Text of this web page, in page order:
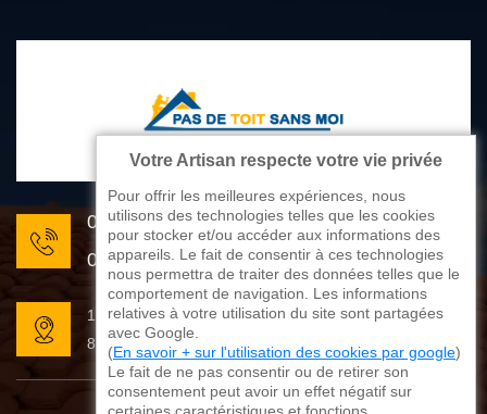
05 33 06 22 81
07 80 33 28 62
176 avenue de Limoges
87270 Couzeix
Votre Artisan respecte votre vie privée
Pour offrir les meilleures expériences, nous
utilisons des technologies telles que les cookies
pour stocker et/ou accéder aux informations des
appareils. Le fait de consentir à ces technologies
nous permettra de traiter des données telles que le
comportement de navigation. Les informations
relatives à votre utilisation du site sont partagées
avec Google.
(En savoir + sur l'utilisation des cookies par google)
Le fait de ne pas consentir ou de retirer son
consentement peut avoir un effet négatif sur